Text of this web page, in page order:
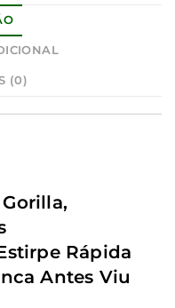
(0)
Rápida
Antes Viu